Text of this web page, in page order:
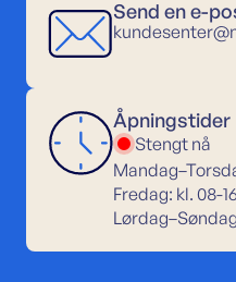
Send en e-
Åpningstider
Stengt nå
Fredag: kl. 08-16